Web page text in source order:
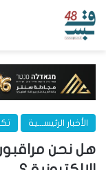
الأخبار الرئيســـية
هل نحن